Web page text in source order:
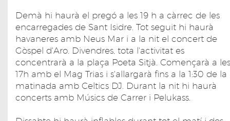
Demà hi haurà el pregó a les 19 h a càrrec de les
encarregades de Sant Isidre. Tot seguit hi haurà
havaneres amb Neus Mar i a la nit el concert de
Gòspel d'Aro. Divendres, tota l'activitat es
concentrarà a la plaça Poeta Sitjà. Començarà a les
17h amb el Mag Trias i s'allargarà fins a la 1:30 de la
matinada amb Celtics DJ. Durant la nit hi haurà
concerts amb Músics de Carrer i Pelukass.